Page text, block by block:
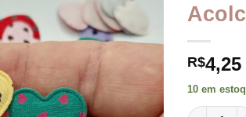
R$4,25
10 em
Aplique